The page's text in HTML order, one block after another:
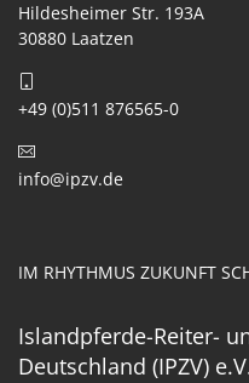
Hildesheimer Str. 193A
30880 Laatzen
+49 (0)511 876565-0
info@ipzv.de
IM RHYTHMUS ZUKUNFT
Islandpferde-Reiter-
Deutschland (IPZV)